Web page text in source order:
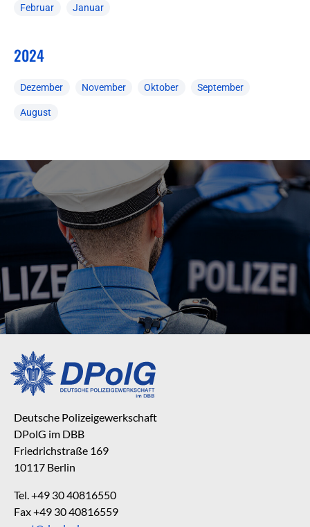
Februar Januar
2024
Dezember November Oktober September
August
Deutsche Polizeigewerkschaft
DPolG im DBB
Friedrichstraße 169
10117 Berlin
Tel. +49 30 40816550
Fax +49 30 40816559